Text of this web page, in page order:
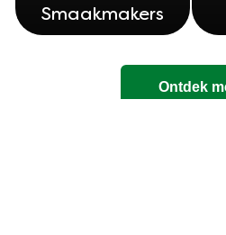
Smaakmakers
Ontdek